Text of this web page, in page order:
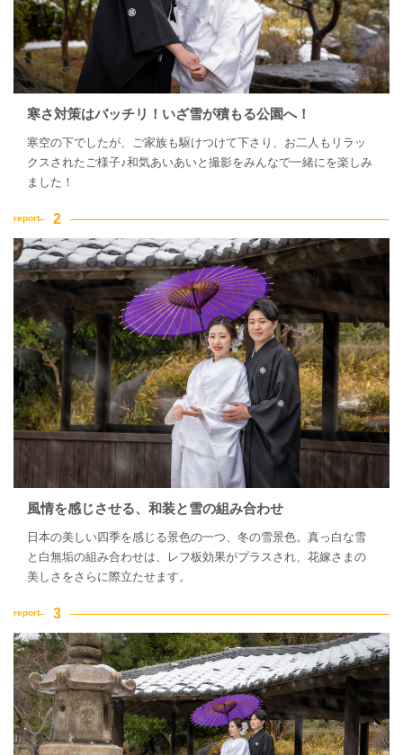
寒さ対策はバッチリ！いざ雪が積もる公園へ！
寒空の下でしたが、ご家族も駆けつけて下さり、お二人もリラッ
クスされたご様子♪和気あいあいと撮影をみんなで一緒にを楽しみ
ました！
風情を感じさせる、和装と雪の組み合わせ
日本の美しい四季を感じる景色の一つ、冬の雪景色。真っ白な雪
と白無垢の組み合わせは、レフ板効果がプラスされ、花嫁さまの
美しさをさらに際立たせます。